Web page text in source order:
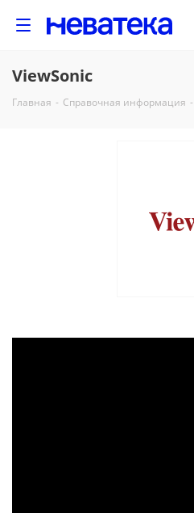
ViewSonic
Главная - Справочная информация -